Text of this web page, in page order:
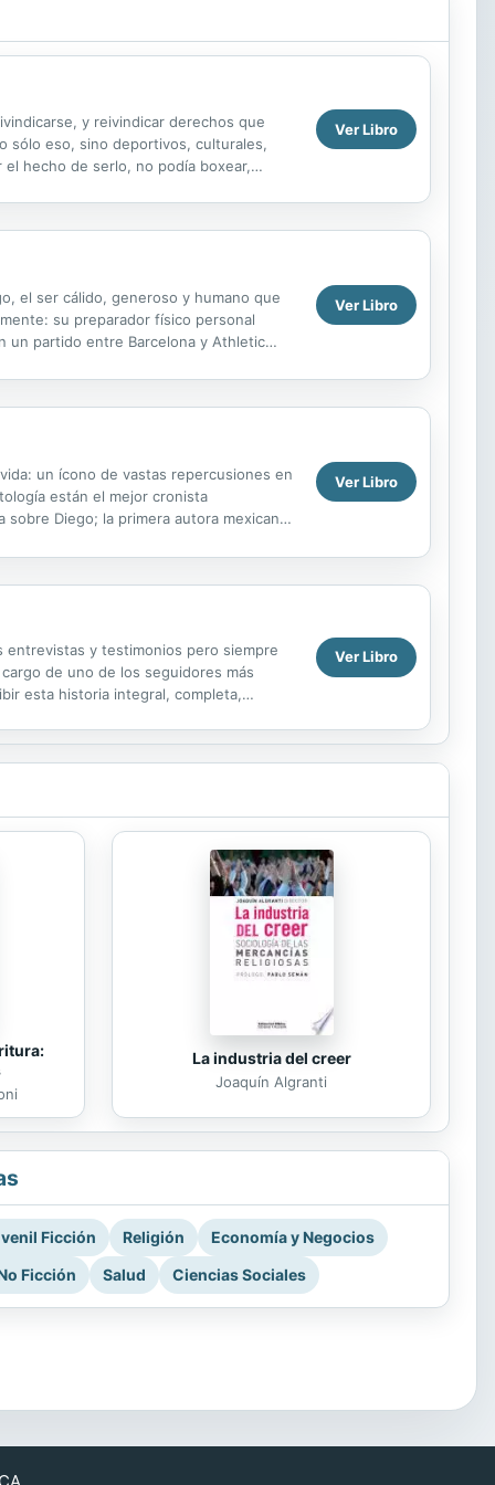
y reivindicar derechos que
sólo eso, sino deportivos, culturales,
hecho de serlo, no podía boxear,
Ver Libro
el ser cálido, generoso y humano que
su preparador físico personal
un partido entre Barcelona y Athletic
Ver Libro
un ícono de vastas repercusiones en
están el mejor cronista
Diego; la primera autora mexicana
Ver Libro
entrevistas y testimonios pero siempre
de uno de los seguidores más
esta historia integral, completa,
Ver Libro
La industria del creer
Joaquín Algranti
Ficción Religión
Economía y Negocios
Ficción
Salud Ciencias Sociales